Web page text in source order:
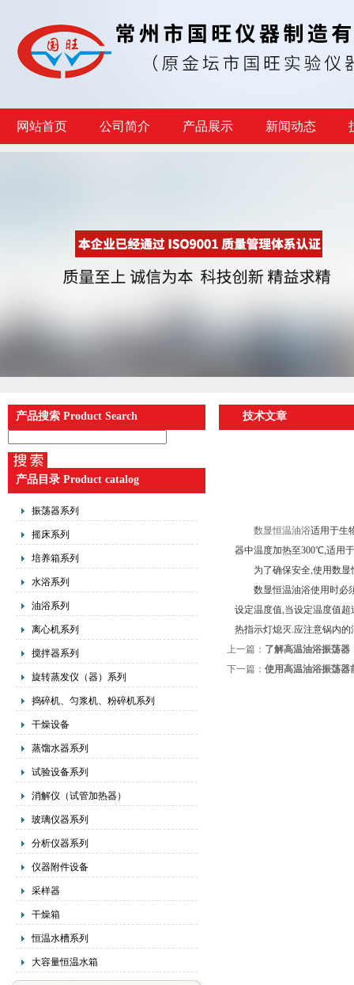
网站首页 公司简介 产品展示 新闻动态
产品搜索 Product Search
产品目录 Product catalog
振荡器系列
摇床系列
培养箱系列
水浴系列
油浴系列
离心机系列
搅拌器系列
旋转蒸发仪（器）系列
捣碎机、匀浆机、粉碎机系列
干燥设备
蒸馏水器系列
试验设备系列
消解仪（试管加热器）
玻璃仪器系列
分析仪器系列
仪器附件设备
采样器
干燥箱
恒温水槽系列
大容量恒温水箱
技术文章
数显恒温油浴适用于生
器中温度加热至300℃,适用
为了确保安全,使用数显恒
数显恒温油浴使用时必须
设定温度值,当设定温度值
热指示灯熄灭.应注意锅内
上一篇： 了解高温油浴振荡器
下一篇： 使用高温油浴振荡器